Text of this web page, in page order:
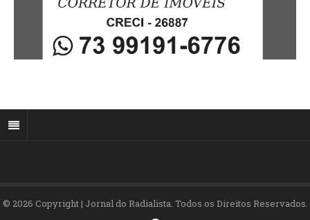
© 2026 Copyright | Jornal do Radialista. Todos os Direitos Reservados.